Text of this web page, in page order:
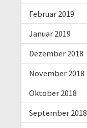
Februar 2019
Januar 2019
Dezember 2018
November 2018
Oktober 2018
September 2018